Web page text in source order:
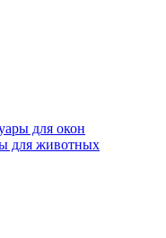
для окон
для животных